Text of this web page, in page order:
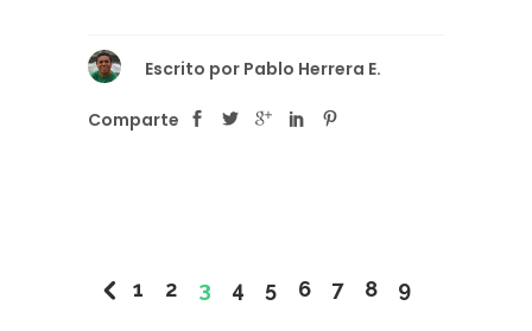
Escrito por Pablo Herrera E.
Comparte
1 2 3 4 5 6 7 8 9